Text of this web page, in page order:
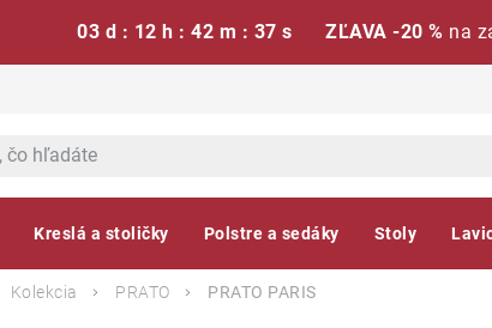
03 d : 12 h : 42 m : 37 s ZĽAVA -20 % na
Kreslá a stoličky Polstre a sedáky Stoly
Kolekcia PRATO PRATO PARIS